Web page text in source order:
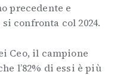
precedente e
confronta col 2024.
Ceo, il campione
l’82% di essi è più